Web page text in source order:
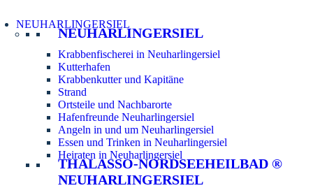
NEUHARLINGERSIEL
NEUHARLINGERSIEL
Krabbenfischerei in Neuharlingersiel
Kutterhafen
Krabbenkutter und Kapitäne
Strand
Ortsteile und Nachbarorte
Hafenfreunde Neuharlingersiel
Angeln in und um Neuharlingersiel
Essen und Trinken in Neuharlingersiel
Heiraten in Neuharlingersiel
THALASSO-NORDSEEHEILBAD ®
NEUHARLINGERSIEL